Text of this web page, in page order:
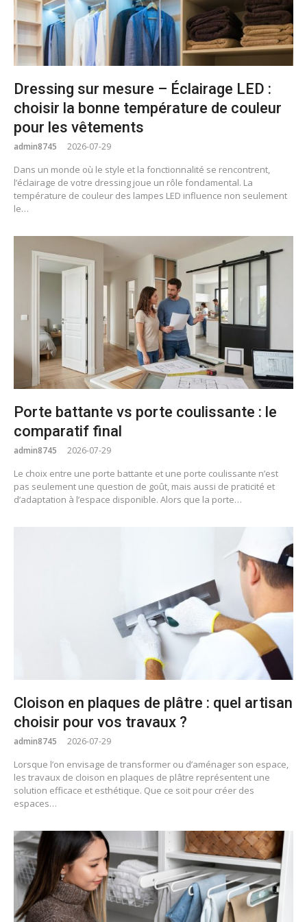
Dressing sur mesure – Éclairage LED :
choisir la bonne température de couleur
pour les vêtements
admin8745 2026-07-29
Dans un monde où le style et la fonctionnalité se rencontrent,
l’éclairage de votre dressing joue un rôle fondamental. La
température de couleur des lampes LED influence non seulement
le…
Porte battante vs porte coulissante : le
comparatif final
admin8745 2026-07-29
Le choix entre une porte battante et une porte coulissante n’est
pas seulement une question de goût, mais aussi de praticité et
d’adaptation à l’espace disponible. Alors que la porte…
Cloison en plaques de plâtre : quel artisan
choisir pour vos travaux ?
admin8745 2026-07-29
Lorsque l’on envisage de transformer ou d’aménager son espace,
les travaux de cloison en plaques de plâtre représentent une
solution efficace et esthétique. Que ce soit pour créer des
espaces…